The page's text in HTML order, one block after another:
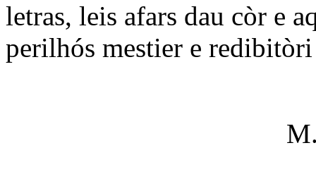
letras, leis afars dau còr e
perilhós mestier e redibitòri